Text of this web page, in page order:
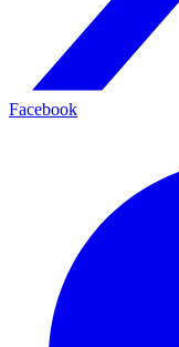
Facebook